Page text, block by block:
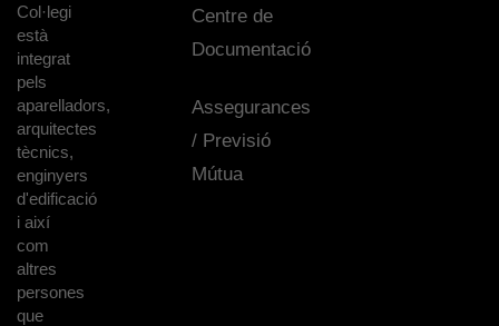
Col·legi
està
integrat
pels
aparelladors,
arquitectes
tècnics,
enginyers
d'edificació
i així
com
altres
persones
que
Centre de
Documentació
Assegurances
/ Previsió
Mútua